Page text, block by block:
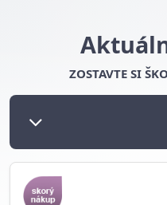
ZOSTAVTE SI